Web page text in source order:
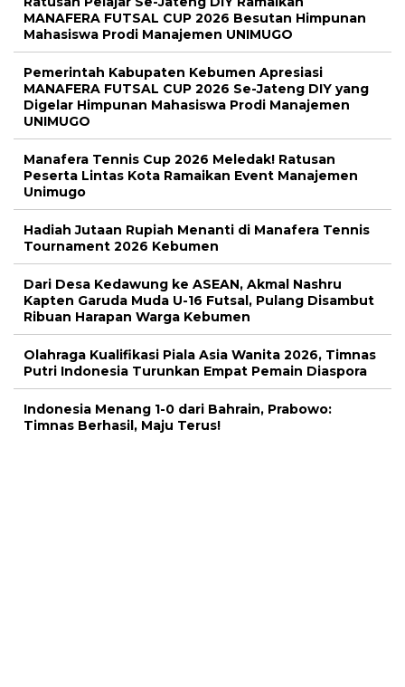
MANAFERA FUTSAL CUP 2026 Besutan Himpunan
Mahasiswa Prodi Manajemen UNIMUGO
Pemerintah Kabupaten Kebumen Apresiasi
MANAFERA FUTSAL CUP 2026 Se-Jateng DIY yang
Digelar Himpunan Mahasiswa Prodi Manajemen
UNIMUGO
Manafera Tennis Cup 2026 Meledak! Ratusan
Peserta Lintas Kota Ramaikan Event Manajemen
Unimugo
Hadiah Jutaan Rupiah Menanti di Manafera Tennis
Tournament 2026 Kebumen
Dari Desa Kedawung ke ASEAN, Akmal Nashru
Kapten Garuda Muda U-16 Futsal, Pulang Disambut
Ribuan Harapan Warga Kebumen
Olahraga Kualifikasi Piala Asia Wanita 2026, Timnas
Putri Indonesia Turunkan Empat Pemain Diaspora
Indonesia Menang 1-0 dari Bahrain, Prabowo:
Timnas Berhasil, Maju Terus!